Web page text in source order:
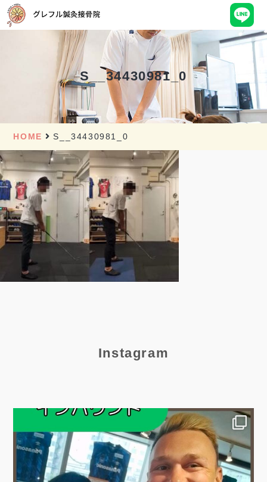
S__34430981_0
HOME S__34430981_0
Instagram